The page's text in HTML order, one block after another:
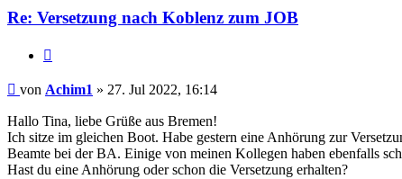
Re: Versetzung nach Koblenz zum JOB
Beitrag
von Achim1 » 27. Jul 2022, 16:14
Hallo Tina, liebe Grüße aus Bremen!
Ich sitze im gleichen Boot. Habe gestern eine Anhörung zur
Beamte bei der BA. Einige von meinen Kollegen haben ebenfalls
Hast du eine Anhörung oder schon die Versetzung erhalten?